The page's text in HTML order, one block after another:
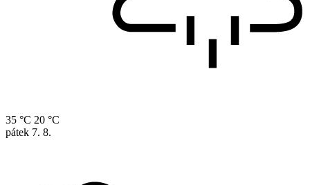
35 °C 20 °C
pátek 7. 8.